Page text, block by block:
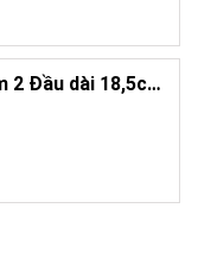
2 Đầu dài 18,5cm